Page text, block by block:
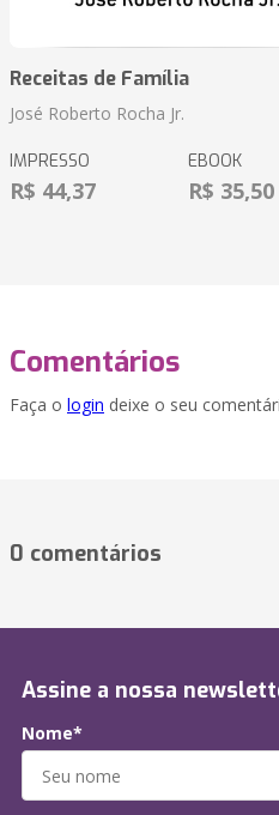
Receitas de Família
José Roberto Rocha Jr.
IMPRESSO
R$ 44,37
EBOOK
R$ 35,50
Comentários
Faça o login deixe o seu
0 comentários
Assine a nossa
Nome*